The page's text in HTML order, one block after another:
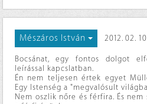
Mészáros István 2012. 02.
Bocsánat, egy fontos dolgot
leírással kapcslatban.
Én nem teljesen értek egyet
Egy Istenség a "megvalósult
Nem oszlik nőre és férfira. És